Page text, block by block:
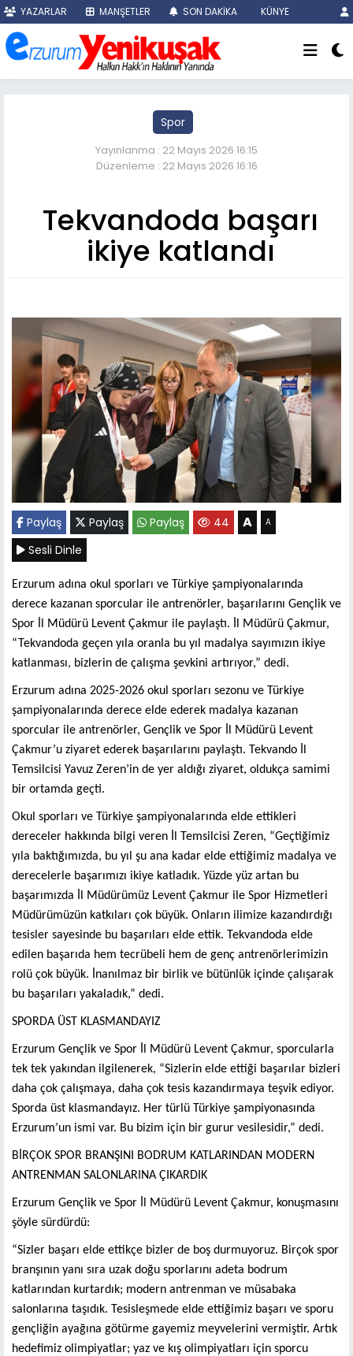
YAZARLAR MANŞETLER SON DAKİKA KÜNYE
Spor
Yayınlanma : 22 Mayıs 2026 16:15
Düzenleme : 22 Mayıs 2026 16:16
Tekvandoda başarı
ikiye katlandı
Paylaş Paylaş Paylaş 44 A A
Sesli Dinle
Erzurum adına okul sporları ve Türkiye şampiyonalarında
derece kazanan sporcular ile antrenörler, başarılarını Gençlik ve
Spor İl Müdürü Levent Çakmur ile paylaştı. İl Müdürü Çakmur,
“Tekvandoda geçen yıla oranla bu yıl madalya sayımızın ikiye
katlanması, bizlerin de çalışma şevkini artırıyor,” dedi.
Erzurum adına 2025-2026 okul sporları sezonu ve Türkiye
şampiyonalarında derece elde ederek madalya kazanan
sporcular ile antrenörler, Gençlik ve Spor İl Müdürü Levent
Çakmur’u ziyaret ederek başarılarını paylaştı. Tekvando İl
Temsilcisi Yavuz Zeren’in de yer aldığı ziyaret, oldukça samimi
bir ortamda geçti.
Okul sporları ve Türkiye şampiyonalarında elde ettikleri
dereceler hakkında bilgi veren İl Temsilcisi Zeren, “Geçtiğimiz
yıla baktığımızda, bu yıl şu ana kadar elde ettiğimiz madalya ve
derecelerle başarımızı ikiye katladık. Yüzde yüz artan bu
başarımızda İl Müdürümüz Levent Çakmur ile Spor Hizmetleri
Müdürümüzün katkıları çok büyük. Onların ilimize kazandırdığı
tesisler sayesinde bu başarıları elde ettik. Tekvandoda elde
edilen başarıda hem tecrübeli hem de genç antrenörlerimizin
rolü çok büyük. İnanılmaz bir birlik ve bütünlük içinde çalışarak
bu başarıları yakaladık,” dedi.
SPORDA ÜST KLASMANDAYIZ
Erzurum Gençlik ve Spor İl Müdürü Levent Çakmur, sporcularla
tek tek yakından ilgilenerek, “Sizlerin elde ettiği başarılar bizleri
daha çok çalışmaya, daha çok tesis kazandırmaya teşvik ediyor.
Sporda üst klasmandayız. Her türlü Türkiye şampiyonasında
Erzurum’un ismi var. Bu bizim için bir gurur vesilesidir,” dedi.
BİRÇOK SPOR BRANŞINI BODRUM KATLARINDAN MODERN
ANTRENMAN SALONLARINA ÇIKARDIK
Erzurum Gençlik ve Spor İl Müdürü Levent Çakmur, konuşmasını
şöyle sürdürdü:
“Sizler başarı elde ettikçe bizler de boş durmuyoruz. Birçok spor
branşının yanı sıra uzak doğu sporlarını adeta bodrum
katlarından kurtardık; modern antrenman ve müsabaka
salonlarına taşıdık. Tesisleşmede elde ettiğimiz başarı ve sporu
gençliğin ayağına götürme gayemiz meyvelerini vermiştir. Artık
hedefimiz olimpiyatlar; yaz ve kış olimpiyatları için sporcu